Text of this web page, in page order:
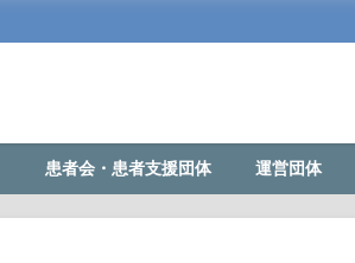
患者会・患者支援団体 運営団体